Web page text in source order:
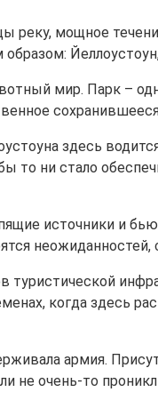
реку, мощное
мир. Парк –
здесь
то ни стало
источники и
туристической
когда здесь
армия.
не очень-то